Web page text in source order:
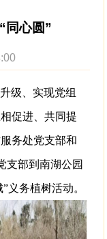
同心圆”
级、实现党组
促进、共同提
务处党支部和
支部到南湖公园
义务植树活动。